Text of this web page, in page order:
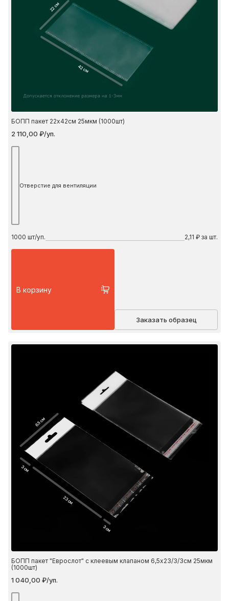
22 см
42 см
БОПП пакет 22х42см 25мкм (1000шт)
2 110,00 ₽/уп.
Отверстие для вентиляции
1000 шт/уп. 2,11 ₽ за шт.
В корзину
Заказать образец
6.5 см
23 см
3 см
3 см
БОПП пакет "Еврослот" с клеевым клапаном 6,5х23/3/3см 25мкм
(1000шт)
1 040,00 ₽/уп.